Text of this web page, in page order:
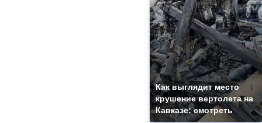
Как выглядит место
крушение вертолета на
Кавказе: смотреть